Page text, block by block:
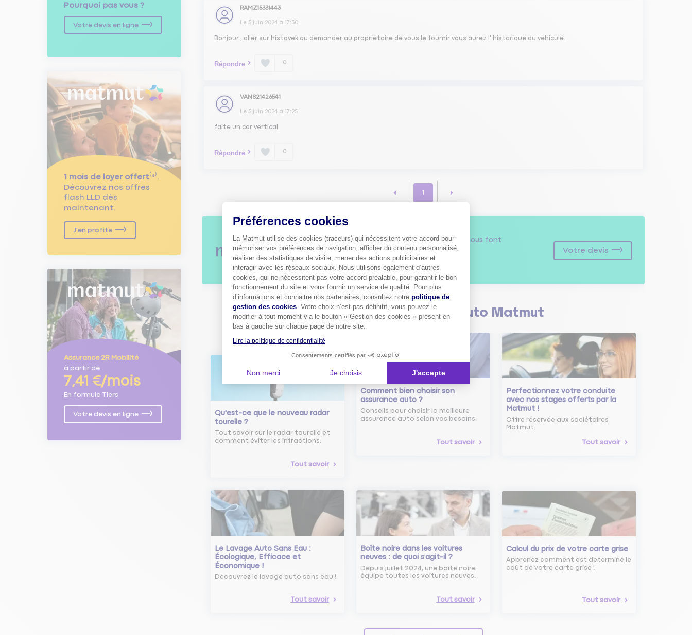
Pourquoi pas vous ?
Votre devis en ligne
1 mois de loyer offert⁽⁴⁾.
Découvrez nos offres
flash LLD dès
maintenant.
J'en profite
Assurance 2R Mobilité
à partir de
7,41 €/mois
En formule Tiers
Votre devis en ligne
RAMZ15331443
Le 5 juin 2024 à 17:30
Bonjour , aller sur histovek ou demander au propriétaire de vous le fournir vous aurez l' historique du véhicule.
Répondre 0
VANS21426541
Le 5 juin 2024 à 17:25
faite un car vertical
Répondre 0
1
Plus de4 millions de sociétaires
nous font
confiance.
Pourquoi pas vous ?
Votre devis
Découvrez lesconseils Auto Matmut
Qu'est-ce que le nouveau radar
tourelle ?
Tout savoir sur le radar tourelle et
comment éviter les infractions.
Tout savoir
Comment bien choisir son
assurance auto ?
Conseils pour choisir la meilleure
assurance auto selon vos besoins.
Tout savoir
Perfectionnez votre conduite
avec nos stages offerts par la
Matmut !
Offre réservée aux sociétaires
Matmut.
Tout savoir
Le Lavage Auto Sans Eau :
Écologique, Efficace et
Économique !
Découvrez le lavage auto sans eau !
Tout savoir
Boîte noire dans les voitures
neuves : de quoi s’agit-il ?
Depuis juillet 2024, une boîte noire
équipe toutes les voitures neuves.
Tout savoir
Calcul du prix de votre carte grise
Apprenez comment est determiné le
coût de votre carte grise !
Tout savoir
Préférences cookies
La Matmut utilise des cookies (traceurs) qui nécessitent votre accord pour
mémoriser vos préférences de navigation, afficher du contenu personnalisé,
réaliser des statistiques de visite, mener des actions publicitaires et
interagir avec les réseaux sociaux. Nous utilisons également d’autres
cookies, qui ne nécessitent pas votre accord préalable, pour garantir le bon
fonctionnement du site et vous fournir un service de qualité. Pour plus
d’informations et connaitre nos partenaires, consultez notre politique de
gestion des cookies. Votre choix n’est pas définitif, vous pouvez le
modifier à tout moment via le bouton « Gestion des cookies » présent en
bas à gauche sur chaque page de notre site.
Lire la politique de confidentialité
Consentements certifiés par
Non merci Je choisis J'accepte
Axeptio consent